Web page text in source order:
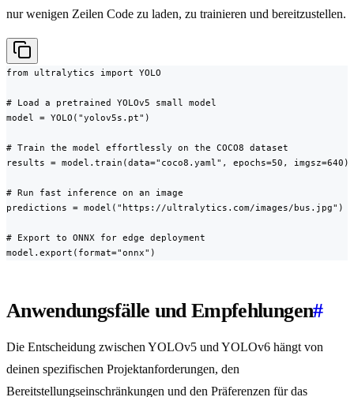
nur wenigen Zeilen Code zu laden, zu trainieren und bereitzustellen.
from ultralytics import YOLO
# Load a pretrained YOLOv5 small model
model = YOLO("yolov5s.pt")
# Train the model effortlessly on the COCO8 dataset
results = model.train(data="coco8.yaml", epochs=50, imgsz=640)
# Run fast inference on an image
predictions = model("https://ultralytics.com/images/bus.jpg")
# Export to ONNX for edge deployment
model.export(format="onnx")
Anwendungsfälle und Empfehlungen#
Die Entscheidung zwischen YOLOv5 und YOLOv6 hängt von
deinen spezifischen Projektanforderungen, den
Bereitstellungseinschränkungen und den Präferenzen für das